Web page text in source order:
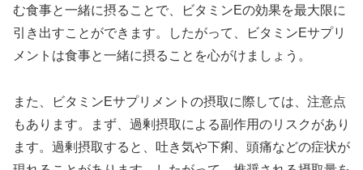
む食事と一緒に摂ることで、ビタミンEの効果を最大限に
引き出すことができます。したがって、ビタミンEサプリ
メントは食事と一緒に摂ることを心がけましょう。
また、ビタミンEサプリメントの摂取に際しては、注意点
もあります。まず、過剰摂取による副作用のリスクがあり
ます。過剰摂取すると、吐き気や下痢、頭痛などの症状が